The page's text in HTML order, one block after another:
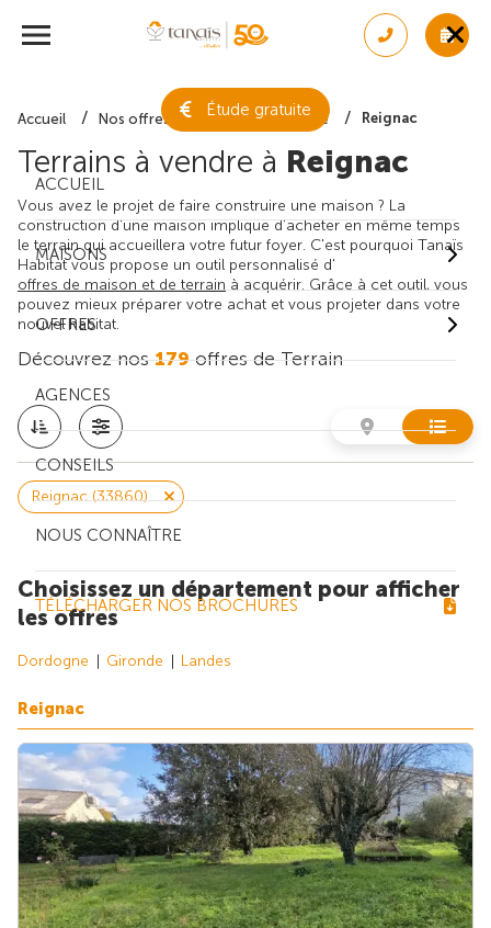
Étude gratuite
ACCUEIL
MAISONS
OFFRES
AGENCES
CONSEILS
NOUS CONNAÎTRE
TÉLÉCHARGER NOS BROCHURES
Accueil Nos offres de terrain Gironde Reignac
Terrains à vendre à Reignac
Vous avez le projet de faire construire une maison ? La
construction d'une maison implique d'acheter en même temps
le terrain qui accueillera votre futur foyer. C'est pourquoi Tanaïs
Habitat vous propose un outil personnalisé d'
offres de maison et de terrain à acquérir. Grâce à cet outil, vous
pouvez mieux préparer votre achat et vous projeter dans votre
nouvel habitat.
Découvrez nos179offres de Terrain
Reignac (33860)
Choisissez un département pour afficher
les offres
Dordogne Gironde Landes
Reignac